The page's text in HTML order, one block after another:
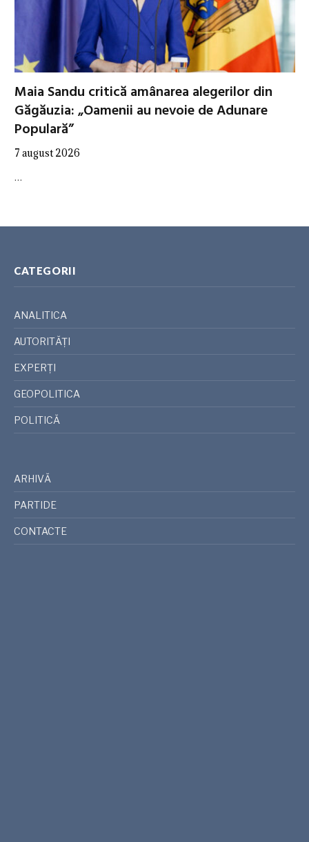
Maia Sandu critică amânarea alegerilor din
Găgăuzia: „Oamenii au nevoie de Adunare
Populară”
7 august 2026
…
CATEGORII
ANALITICA
AUTORITĂȚI
EXPERȚI
GEOPOLITICA
POLITICĂ
ARHIVĂ
PARTIDE
CONTACTE